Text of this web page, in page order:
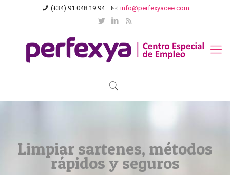
(+34) 91 048 19 94 info@perfexyacee.com
Limpiar sartenes, métodos
rápidos y seguros